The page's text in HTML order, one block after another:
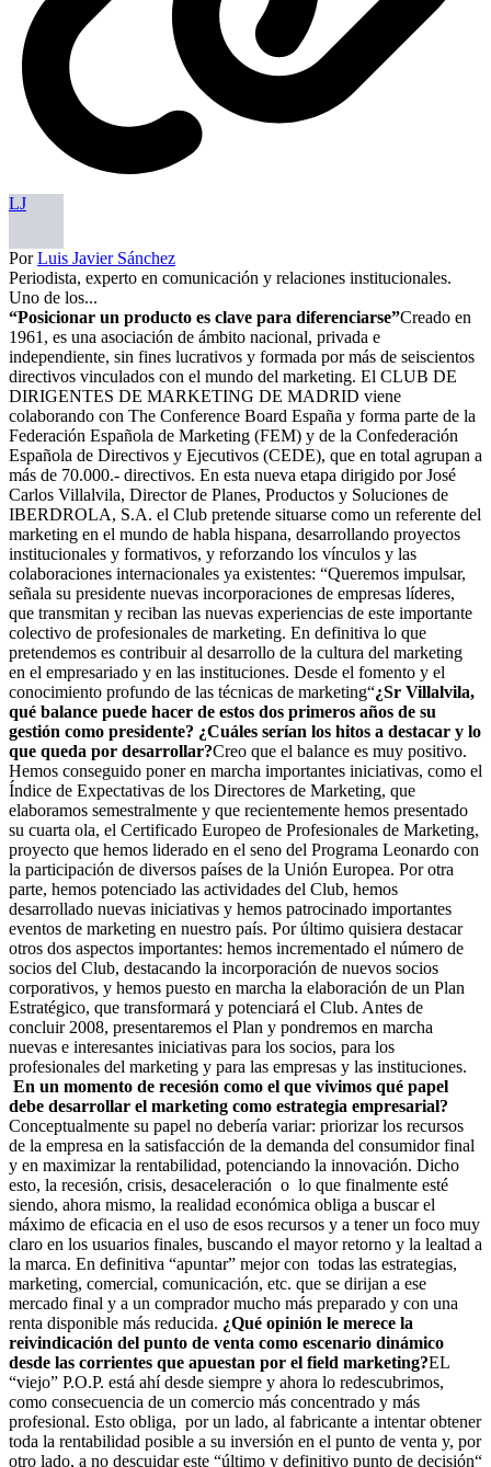
LJ
PorLuis Javier Sánchez
Periodista, experto en comunicación y relaciones institucionales.
Uno de los...
“Posicionar un producto es clave para diferenciarse”Creado en
1961, es una asociación de ámbito nacional, privada e
independiente, sin fines lucrativos y formada por más de seiscientos
directivos vinculados con el mundo del marketing. El CLUB DE
DIRIGENTES DE MARKETING DE MADRID viene
colaborando con The Conference Board España y forma parte de la
Federación Española de Marketing (FEM) y de la Confederación
Española de Directivos y Ejecutivos (CEDE), que en total agrupan a
más de 70.000.- directivos. En esta nueva etapa dirigido por José
Carlos Villalvila, Director de Planes, Productos y Soluciones de
IBERDROLA, S.A. el Club pretende situarse como un referente del
marketing en el mundo de habla hispana, desarrollando proyectos
institucionales y formativos, y reforzando los vínculos y las
colaboraciones internacionales ya existentes: “Queremos impulsar,
señala su presidente nuevas incorporaciones de empresas líderes,
que transmitan y reciban las nuevas experiencias de este importante
colectivo de profesionales de marketing. En definitiva lo que
pretendemos es contribuir al desarrollo de la cultura del marketing
en el empresariado y en las instituciones. Desde el fomento y el
conocimiento profundo de las técnicas de marketing“¿Sr Villalvila,
qué balance puede hacer de estos dos primeros años de su
gestión como presidente? ¿Cuáles serían los hitos a destacar y lo
que queda por desarrollar?Creo que el balance es muy positivo.
Hemos conseguido poner en marcha importantes iniciativas, como el
Índice de Expectativas de los Directores de Marketing, que
elaboramos semestralmente y que recientemente hemos presentado
su cuarta ola, el Certificado Europeo de Profesionales de Marketing,
proyecto que hemos liderado en el seno del Programa Leonardo con
la participación de diversos países de la Unión Europea. Por otra
parte, hemos potenciado las actividades del Club, hemos
desarrollado nuevas iniciativas y hemos patrocinado importantes
eventos de marketing en nuestro país. Por último quisiera destacar
otros dos aspectos importantes: hemos incrementado el número de
socios del Club, destacando la incorporación de nuevos socios
corporativos, y hemos puesto en marcha la elaboración de un Plan
Estratégico, que transformará y potenciará el Club. Antes de
concluir 2008, presentaremos el Plan y pondremos en marcha
nuevas e interesantes iniciativas para los socios, para los
profesionales del marketing y para las empresas y las instituciones.
En un momento de recesión como el que vivimos qué papel
debe desarrollar el marketing como estrategia empresarial?
Conceptualmente su papel no debería variar: priorizar los recursos
de la empresa en la satisfacción de la demanda del consumidor final
y en maximizar la rentabilidad, potenciando la innovación. Dicho
esto, la recesión, crisis, desaceleración o lo que finalmente esté
siendo, ahora mismo, la realidad económica obliga a buscar el
máximo de eficacia en el uso de esos recursos y a tener un foco muy
claro en los usuarios finales, buscando el mayor retorno y la lealtad a
la marca. En definitiva “apuntar” mejor con todas las estrategias,
marketing, comercial, comunicación, etc. que se dirijan a ese
mercado final y a un comprador mucho más preparado y con una
renta disponible más reducida. ¿Qué opinión le merece la
reivindicación del punto de venta como escenario dinámico
desde las corrientes que apuestan por el field marketing?EL
“viejo” P.O.P. está ahí desde siempre y ahora lo redescubrimos,
como consecuencia de un comercio más concentrado y más
profesional. Esto obliga, por un lado, al fabricante a intentar obtener
toda la rentabilidad posible a su inversión en el punto de venta y, por
otro lado, a no descuidar este “último y definitivo punto de decisión“